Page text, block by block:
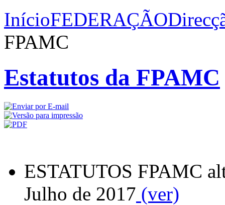
InícioFEDERAÇÃO
FPAMC
Estatutos da FPAMC
ESTATUTOS FPAMC
Julho de 2017 (ver)